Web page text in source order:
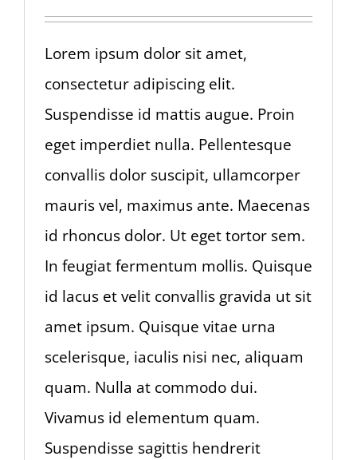
Lorem ipsum dolor sit amet,
consectetur adipiscing elit.
Suspendisse id mattis augue. Proin
eget imperdiet nulla. Pellentesque
convallis dolor suscipit, ullamcorper
mauris vel, maximus ante. Maecenas
id rhoncus dolor. Ut eget tortor sem.
In feugiat fermentum mollis. Quisque
id lacus et velit convallis gravida ut sit
amet ipsum. Quisque vitae urna
scelerisque, iaculis nisi nec, aliquam
quam. Nulla at commodo dui.
Vivamus id elementum quam.
Suspendisse sagittis hendrerit